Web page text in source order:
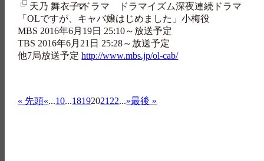
天乃 舞衣子:ドラマ ドラマイズム深夜連続ドラマ
「OLですが、キャバ嬢はじめました」小梅役
MBS 2016年6月19日 25:10～放送予定
TBS 2016年6月21日 25:28～放送予定
他7局放送予定http://www.mbs.jp/ol-cab/
« 先頭«...10...18192021 22...»最後 »